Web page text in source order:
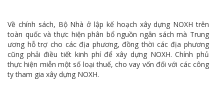
Về chính sách, Bộ Nhà ở lập kế hoạch xây dựng NOXH trên
toàn quốc và thực hiện phân bổ nguồn ngân sách mà Trung
ương hỗ trợ cho các địa phương, đồng thời các địa phương
cũng phải điều tiết kinh phí để xây dựng NOXH. Chính phủ
thực hiện miễn một số loại thuế, cho vay vốn đối với các công
ty tham gia xây dựng NOXH.